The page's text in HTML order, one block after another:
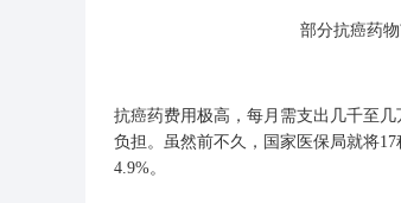
部分抗癌药
抗癌药费用极高，每月需支出几千至
负担。虽然前不久，国家医保局就将
4.9%。